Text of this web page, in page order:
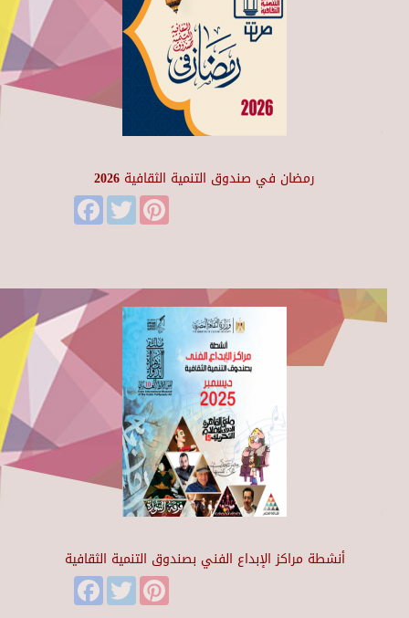
رمضان في صندوق التنمية الثقافية 2026
FacebookTwitter
أنشطة مراكز الإبداع الفني بصندوق التنمية الثقافية
FacebookTwitter